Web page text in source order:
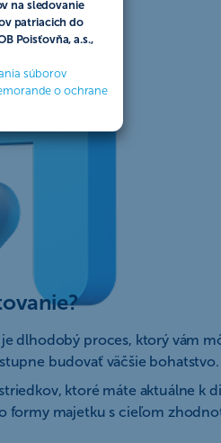
na sledovanie
patriacich do
Poisťovňa, a.s.,
súborov
o ochrane
je dlhodobý proces, ktorý vám
budovať väčšie bohatstvo.
ktoré máte aktuálne k
formy majetku s cieľom